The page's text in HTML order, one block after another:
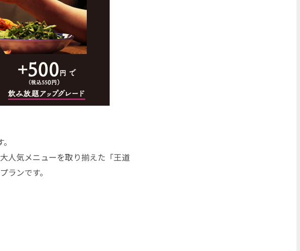
人気メニューを取り揃えた「王道
ランです。